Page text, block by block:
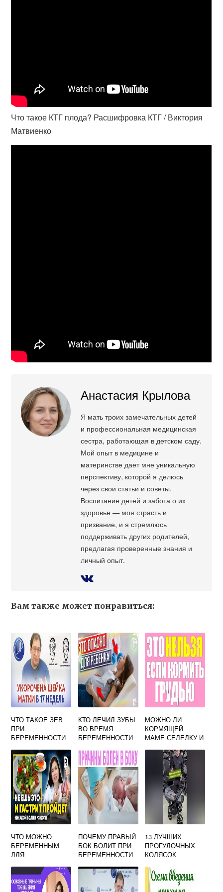
Что такое КТГ плода? Расшифровка КТГ / Виктория
Матвиенко
Анастасия Крылова
Я мать троих замечательных детей
и профессиональная медицинская
сестра, работающая в детском саду.
Мой опыт в медицине и
материнстве дает мне уникальную
перспективу, которой я делюсь
через свои статьи и советы.
Воспитание детей и забота о их
здоровье — моя страсть и
призвание, и я стремлюсь
поддерживать других родителей,
предлагая проверенные знания и
личный опыт.
Вам также может понравиться:
ЧТО ТАКОЕ ЗЕВ
ПРИ
БЕРЕМЕННОСТИ
КТО ЛЕЧИЛ ЗУБЫ
ВО ВРЕМЯ
БЕРЕМЕННОСТИ
МОЖНО ЛИ
КОРМЯЩЕЙ
МАМЕ СЕЛЕДКУ И
ПОД ШУБОЙ?
ЧТО МОЖНО
БЕРЕМЕННЫМ
ДЛЯ
ПОЧЕМУ ПРАВЫЙ
БОК БОЛИТ ПРИ
БЕРЕМЕННОСТИ
13 ЛУЧШИХ
ПРОГУЛОЧНЫХ
КОЛЯСОК